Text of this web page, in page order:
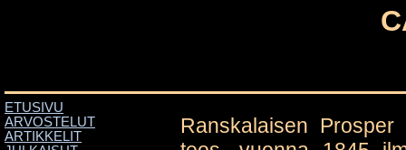
ETUSIVU
ARVOSTELUT
ARTIKKELIT
Ranskalaisen